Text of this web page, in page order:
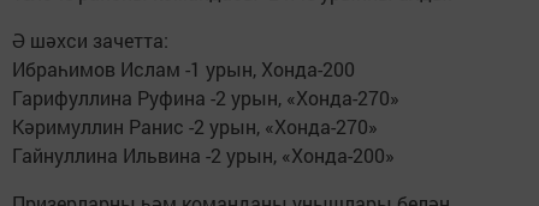
Ә шәхси зачетта:
Ибраһимов Ислам -1 урын, Хонда-200
Гарифуллина Руфина -2 урын, «Хонда-270»
Кәримуллин Ранис -2 урын, «Хонда-270»
Гайнуллина Ильвина -2 урын, «Хонда-200»